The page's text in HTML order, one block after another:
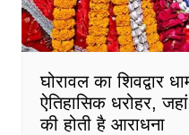
घोरावल का शिवद्वार
ऐतिहासिक धरोहर,
की होती है आराधना